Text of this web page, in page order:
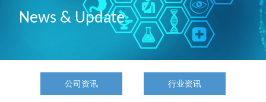
News & Update
公司资讯 行业资讯